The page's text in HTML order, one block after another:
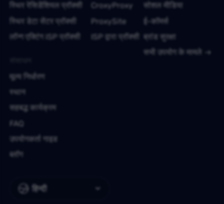
हिन्दी
स्थिर रेसिडेंशियल प्रॉक्सी
स्थिर डेटा सेंटर प्रॉक्सी
लॉन्ग एक्टिंग ISP प्रॉक्सी
CroxyProxy
ProxySite
ISP द्वारा प्रॉक्सी
सोशल मीडिया
ई-कॉमर्स
ब्रांड सुरक्षा
सभी उपयोग के मामले
मूल्य निर्धारण
स्थान
सहबद्ध कार्यक्रम
FAQ
उपयोगकर्ता गाइड
ब्लॉग